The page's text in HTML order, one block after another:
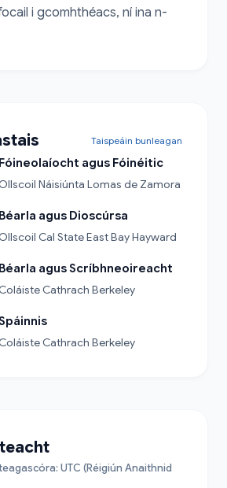
i gcomhthéacs, ní ina n-
Taispeáin bunleagan
Fóineolaíocht agus Fóinéitic
Náisiúnta Lomas de Zamora
Béarla agus Dioscúrsa
Cal State East Bay Hayward
Béarla agus Scríbhneoireacht
Cathrach Berkeley
Cathrach Berkeley
UTC (Réigiún Anaithnid